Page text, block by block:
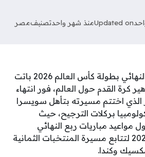
Updated onمنذ شهر واحدتصنيفمصر
مواعيد مباريات ربع النهائي بطولة كأس العالم 2026 باتت
كرة القدم حول العالم، فور انتهاء
الذي اختتم مسيرته بتأهل سويسرا
بركلات الترجيح، حيث
مواعيد مباريات ربع النهائي
بطولة كأس العالم 2026 لتتابع مسيرة المنتخبات الثمانية
وكندا.